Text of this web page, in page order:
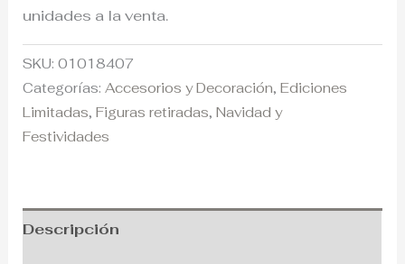
unidades a la venta.
SKU:01018407
Categorías:Accesorios y Decoración,Ediciones
Limitadas,Figuras retiradas,Navidad y
Festividades
Descripción